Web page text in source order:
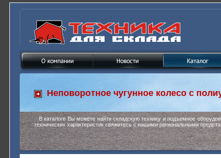
Неповоротное чугунное колесо с
В каталоге Вы можете найти складскую технику и подъемное
технических характеристик свяжитесь с нашими региональными